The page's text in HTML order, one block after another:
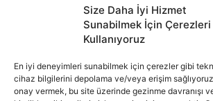
Size Daha İyi Hizmet
Sunabilmek İçin Çerezleri
Kullanıyoruz
En iyi deneyimleri sunabilmek için çerezler gibi
cihaz bilgilerini depolama ve/veya erişim
onay vermek, bu site üzerinde gezinme davranışı
İnternet portalımızda yer alan tüm haber